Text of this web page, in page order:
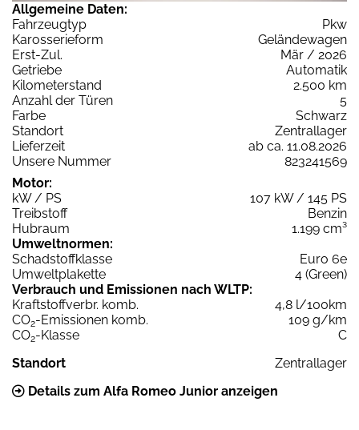
Allgemeine Daten:
Fahrzeugtyp
Pkw
Karosserieform
Geländewagen
Erst-Zul.
Mär / 2026
Getriebe
Automatik
Kilometerstand
2.500 km
Anzahl der Türen
5
Farbe
Schwarz
Standort
Zentrallager
Lieferzeit
ab ca. 11.08.2026
Unsere Nummer
823241569
Motor:
kW / PS
107 kW / 145 PS
Treibstoff
Benzin
Hubraum
1.199 cm³
Umweltnormen:
Schadstoffklasse
Euro 6e
Umweltplakette
4 (Green)
Verbrauch und Emissionen nach WLTP:
Kraftstoffverbr. komb.
4,8 l/100km
CO2-Emissionen komb.
109 g/km
CO2-Klasse
C
Standort
Zentrallager
Details zum Alfa Romeo Junior anzeigen